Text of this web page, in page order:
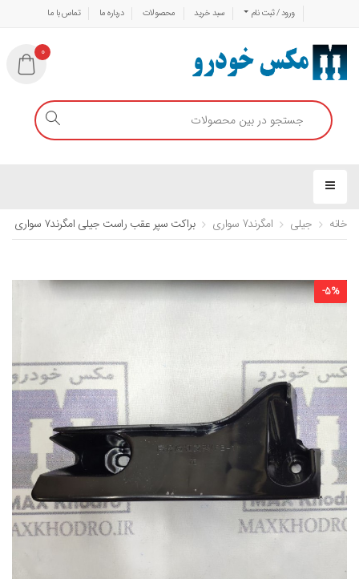
ورود / ثبت نام سبد خرید محصولات درباره ما تماس با ما
0
خانه جیلی امگرند7 سواری براکت سپر عقب راست جیلی امگرند۷ سواری
-5%